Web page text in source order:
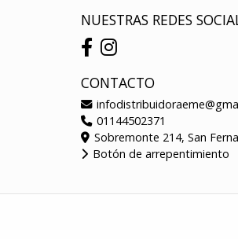
NUESTRAS REDES
CONTACTO
01144502371
Sobremonte 214, San
Botón de arrepentimiento